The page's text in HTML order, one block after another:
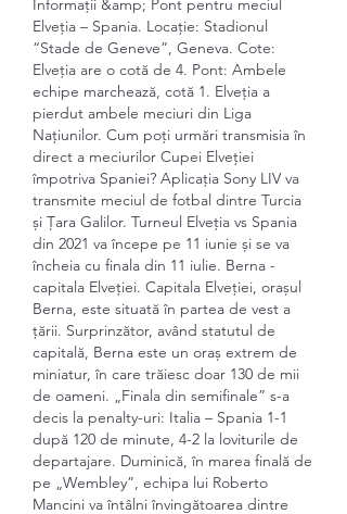
Elveția – Spania. Locație: Stadionul
“Stade de Geneve”, Geneva. Cote:
Elveția are o cotă de 4. Pont: Ambele
echipe marchează, cotă 1. Elveția a
pierdut ambele meciuri din Liga
Națiunilor. Cum poți urmări transmisia în
direct a meciurilor Cupei Elveției
împotriva Spaniei? Aplicația Sony LIV va
transmite meciul de fotbal dintre Turcia
și Țara Galilor. Turneul Elveția vs Spania
din 2021 va începe pe 11 iunie și se va
încheia cu finala din 11 iulie. Berna -
capitala Elveției. Capitala Elveției, orașul
Berna, este situată în partea de vest a
țării. Surprinzător, având statutul de
capitală, Berna este un oraș extrem de
miniatur, în care trăiesc doar 130 de mii
de oameni. „Finala din semifinale” s-a
decis la penalty-uri: Italia – Spania 1-1
după 120 de minute, 4-2 la loviturile de
departajare. Duminică, în marea finală de
pe „Wembley”, echipa lui Roberto
Mancini va întâlni învingătoarea dintre